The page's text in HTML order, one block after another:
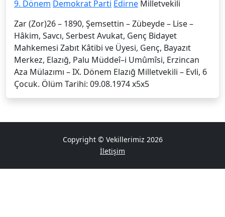
9. Dönem Demokrat Parti Edirne Milletvekili
Zar (Zor)26 – 1890, Şemsettin – Zübeyde – Lise –
Hâkim, Savcı, Serbest Avukat, Genç Bidayet
Mahkemesi Zabıt Kâtibi ve Üyesi, Genç, Bayazıt
Merkez, Elazığ, Palu Müddeî–i Umûmîsi, Erzincan
Aza Mülazımı – IX. Dönem Elazığ Milletvekili – Evli, 6
Çocuk. Ölüm Tarihi: 09.08.1974 x5x5
Copyright © Vekillerimiz 2026
İletişim